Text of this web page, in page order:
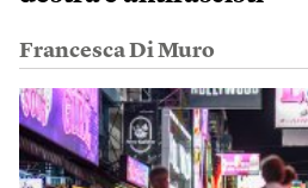
Francesca Di Muro